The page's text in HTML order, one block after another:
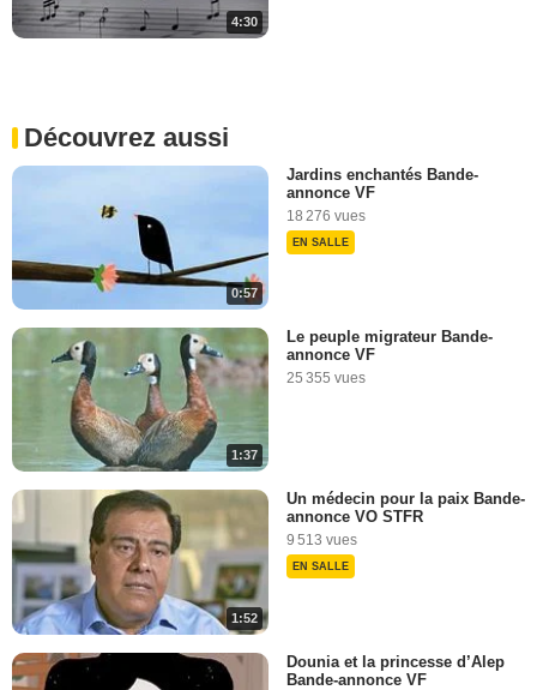
4:30
Découvrez aussi
0:57
Jardins enchantés Bande-
annonce VF
18 276 vues
EN SALLE
1:37
Le peuple migrateur Bande-
annonce VF
25 355 vues
1:52
Un médecin pour la paix Bande-
annonce VO STFR
9 513 vues
EN SALLE
Dounia et la princesse d’Alep
Bande-annonce VF